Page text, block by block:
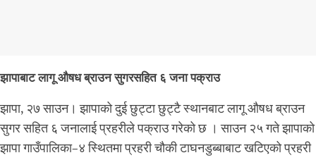
झापाबाट लागू औषध ब्राउन सुगरसहित ६ जना पक्राउ
झापा, २७ साउन। झापाको दुई छुट्टा छुट्टै स्थानबाट लागू औषध ब्राउन
सुगर सहित ६ जनालाई प्रहरीले पक्राउ गरेको छ । साउन २५ गते झापाको
झापा गाउँपालिका–४ स्थितमा प्रहरी चौकी टाघनडुब्बाबाट खटिएको प्रहरी